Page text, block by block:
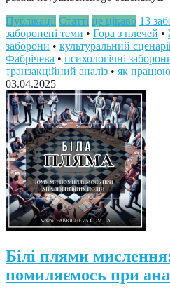
Публікації Статті це цікаво 13
заборонені теми • Гора з плечей •
заборони • культуральний
Фабрічева • психологічні
транзакційний аналіз • як
03.04.2025
Білі плями
помиляємось при